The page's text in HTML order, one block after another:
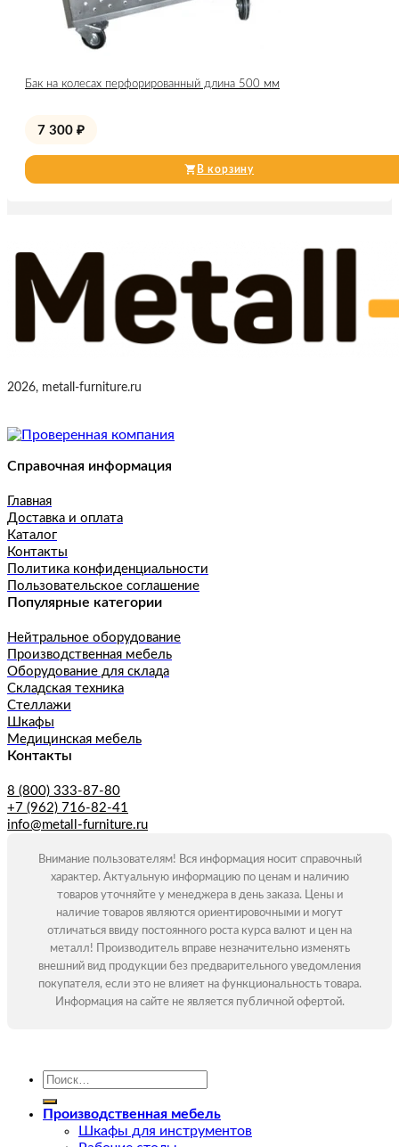
Бак на колесах перфорированный длина 500 мм
7 300 ₽
В корзину
2026, metall-furniture.ru
Справочная информация
Главная
Доставка и оплата
Каталог
Контакты
Политика конфиденциальности
Пользовательское соглашение
Популярные категории
Нейтральное оборудование
Производственная мебель
Оборудование для склада
Складская техника
Стеллажи
Шкафы
Медицинская мебель
Контакты
8 (800) 333-87-80
+7 (962) 716-82-41
info@metall-furniture.ru
Внимание пользователям! Вся информация носит справочный
характер. Актуальную информацию по ценам и наличию
товаров уточняйте у менеджера в день заказа. Цены и
наличие товаров являются ориентировочными и могут
отличаться ввиду постоянного роста курса валют и цен на
металл! Производитель вправе незначительно изменять
внешний вид продукции без предварительного уведомления
покупателя, если это не влияет на функциональность товара.
Информация на сайте не является публичной офертой.
Искать:
Производственная мебель
Шкафы для инструментов